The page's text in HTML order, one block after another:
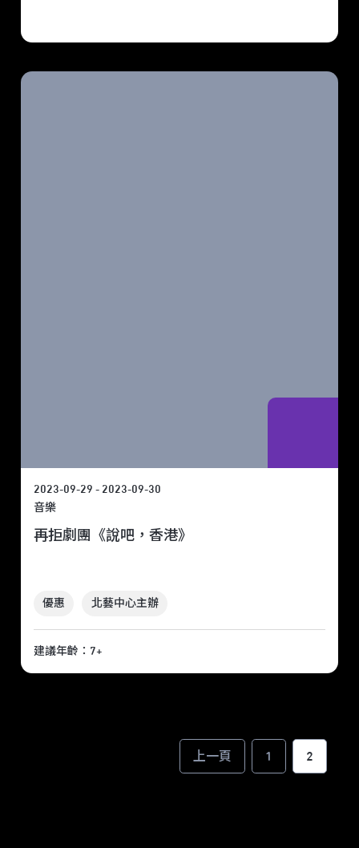
2023-09-29 - 2023-09-30
音樂
再拒劇團《說吧，香港》
優惠 北藝中心主辦
建議年齡：7+
上一頁 1 2